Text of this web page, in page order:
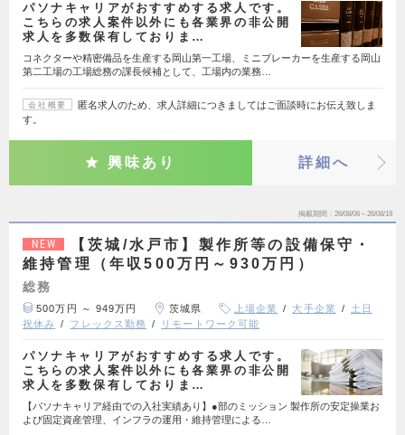
パソナキャリアがおすすめする求人です。
こちらの求人案件以外にも各業界の非公開
求人を多数保有しておりま…
コネクターや精密備品を生産する岡山第一工場、ミニブレーカーを生産する岡山
第二工場の工場総務の課長候補として、工場内の業務…
会社概要
匿名求人のため、求人詳細につきましてはご面談時にお伝え致しま
す。
興味あり 詳細へ
掲載期間 26/08/06～26/08/19
NEW
【茨城/水戸市】製作所等の設備保守・
維持管理（年収500万円～930万円）
総務
500万円 ～ 949万円 茨城県 上場企業 大手企業
土日
祝休み
フレックス勤務 リモートワーク可能
パソナキャリアがおすすめする求人です。
こちらの求人案件以外にも各業界の非公開
求人を多数保有しておりま…
【パソナキャリア経由での入社実績あり】●部のミッション 製作所の安定操業お
よび固定資産管理、インフラの運用・維持管理による…